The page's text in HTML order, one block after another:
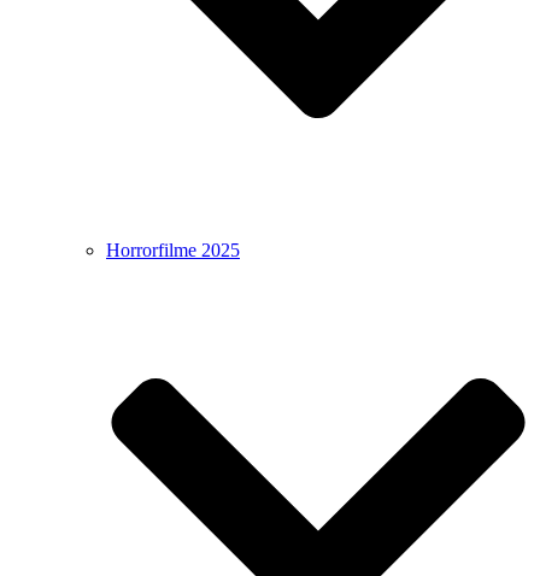
Horrorfilme 2025